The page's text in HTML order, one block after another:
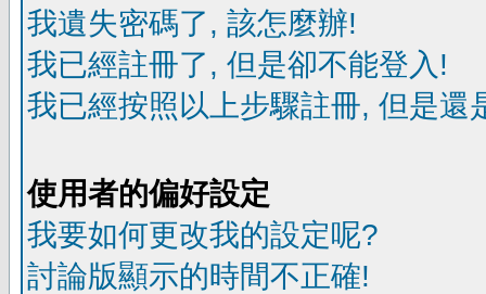
我遺失密碼了, 該怎麼辦!
我已經註冊了, 但是卻不能登入!
我已經按照以上步驟註冊, 但是還
使用者的偏好設定
我要如何更改我的設定呢?
討論版顯示的時間不正確!